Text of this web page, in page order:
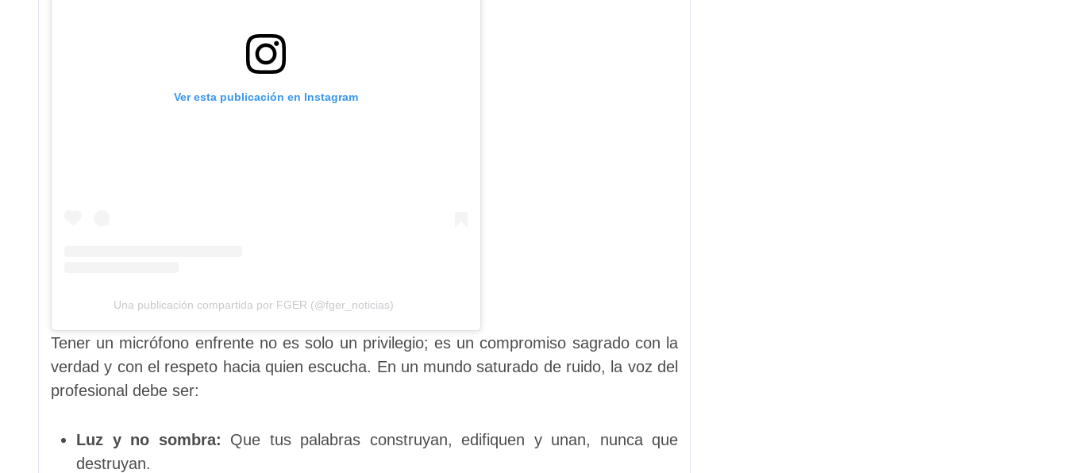
Ver esta publicación en Instagram
Una publicación compartida por FGER (@fger_noticias)
Tener un micrófono enfrente no es solo un privilegio; es un compromiso sagrado con la
verdad y con el respeto hacia quien escucha. En un mundo saturado de ruido, la voz del
profesional debe ser:
Luz y no sombra: Que tus palabras construyan, edifiquen y unan, nunca que
destruyan.